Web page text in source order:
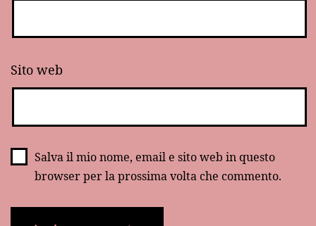
Sito web
Salva il mio nome, email e sito web in questo
browser per la prossima volta che commento.